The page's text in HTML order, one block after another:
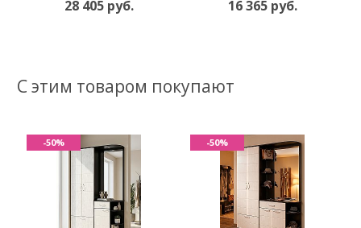
28 405 руб. 16 365 руб.
С этим товаром покупают
-50% -50%